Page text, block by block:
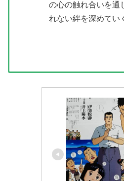
の心の触れ合いを通
れない絆を深めてい